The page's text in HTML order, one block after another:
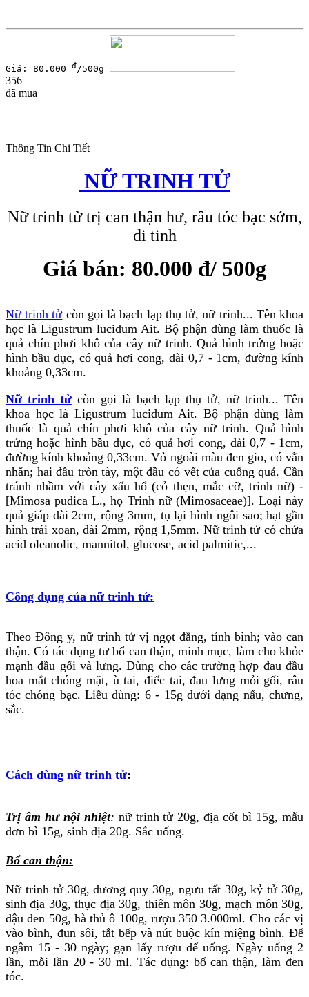
Giá: 80.000 đ/500g
356
đã mua
Thông Tin Chi Tiết
NỮ TRINH TỬ
Nữ trinh tử trị can thận hư, râu tóc bạc sớm,
di tinh
Giá bán: 80.000 đ/ 500g
Nữ trinh tửcòn gọi là bạch lạp thụ tử, nữ trinh... Tên khoa
học là Ligustrum lucidum Ait. Bộ phận dùng làm thuốc là
quả chín phơi khô của cây nữ trinh. Quả hình trứng hoặc
hình bầu dục, có quả hơi cong, dài 0,7 - 1cm, đường kính
khoảng 0,33cm.
Nữ trinh tửcòn gọi là bạch lạp thụ tử, nữ trinh... Tên
khoa học là Ligustrum lucidum Ait. Bộ phận dùng làm
thuốc là quả chín phơi khô của cây nữ trinh. Quả hình
trứng hoặc hình bầu dục, có quả hơi cong, dài 0,7 - 1cm,
đường kính khoảng 0,33cm. Vỏ ngoài màu đen gio, có vằn
nhăn; hai đầu tròn tày, một đầu có vết của cuống quả. Cần
tránh nhầm với cây xấu hổ (cỏ thẹn, mắc cỡ, trinh nữ) -
[Mimosa pudica L., họ Trinh nữ (Mimosaceae)]. Loại này
quả giáp dài 2cm, rộng 3mm, tụ lại hình ngôi sao; hạt gần
hình trái xoan, dài 2mm, rộng 1,5mm. Nữ trinh tử có chứa
acid oleanolic, mannitol, glucose, acid palmitic,...
Công dụng của nữ trinh tử:
Theo Đông y, nữ trinh tử vị ngọt đắng, tính bình; vào can
thận. Có tác dụng tư bổ can thận, minh mục, làm cho khỏe
mạnh đầu gối và lưng. Dùng cho các trường hợp đau đầu
hoa mắt chóng mặt, ù tai, điếc tai, đau lưng mỏi gối, râu
tóc chóng bạc. Liều dùng: 6 - 15g dưới dạng nấu, chưng,
sắc.
Cách dùng nữ trinh tử:
Trị âm hư nội nhiệt: nữ trinh tử 20g, địa cốt bì 15g, mẫu
đơn bì 15g, sinh địa 20g. Sắc uống.
Bổ can thận:
Nữ trinh tử 30g, đương quy 30g, ngưu tất 30g, kỷ tử 30g,
sinh địa 30g, thục địa 30g, thiên môn 30g, mạch môn 30g,
đậu đen 50g, hà thủ ô 100g, rượu 350 3.000ml. Cho các vị
vào bình, đun sôi, tắt bếp và nút buộc kín miệng bình. Để
ngâm 15 - 30 ngày; gạn lấy rượu để uống. Ngày uống 2
lần, mỗi lần 20 - 30 ml. Tác dụng: bổ can thận, làm đen
tóc.